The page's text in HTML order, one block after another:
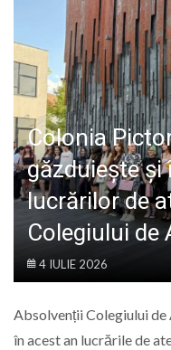
SPORT
SPECIAL
POLITIC
LIFE
Colonia
găzduiește și
lucrărilor de
Colegiului de
4 IULIE 2026
Absolvenții Colegiului
în acest an lucrările de